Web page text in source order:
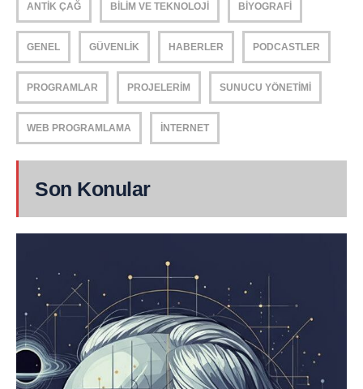
ANTIK ÇAĞ BILIM VE TEKNOLOJI BIYOGRAFI
GENEL GÜVENLIK HABERLER PODCASTLER
PROGRAMLAR PROJELERIM SUNUCU YÖNETIMI
WEB PROGRAMLAMA İNTERNET
Son Konular